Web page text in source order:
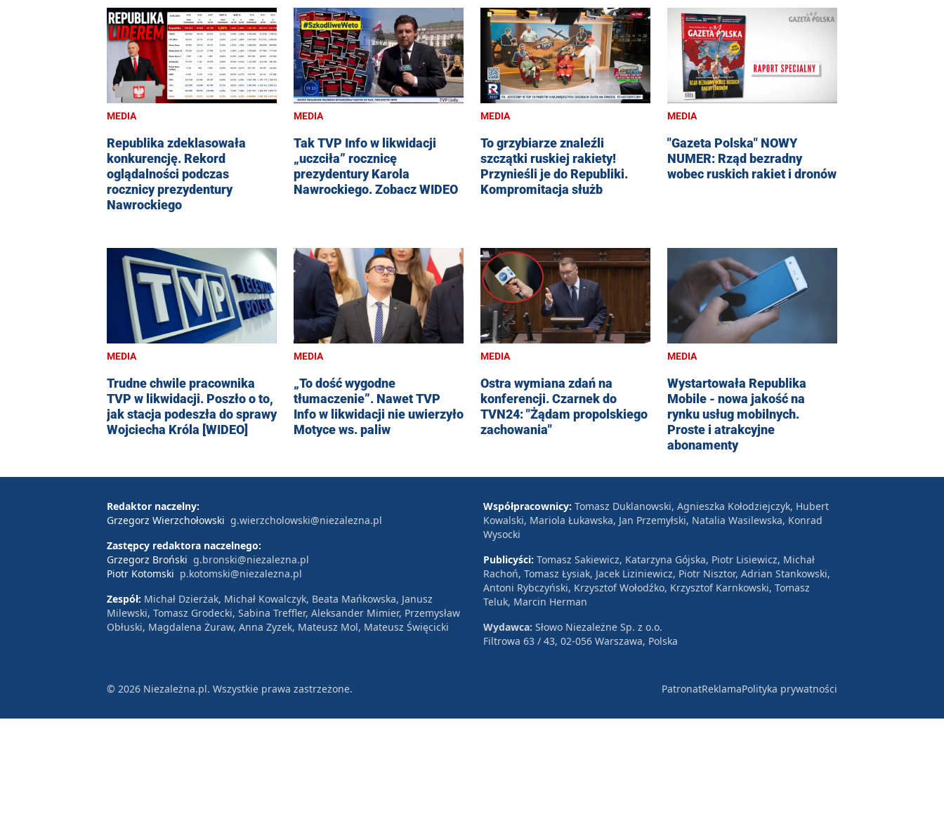
MEDIA
Republika zdeklasowała
konkurencję. Rekord
oglądalności podczas
rocznicy prezydentury
Nawrockiego
MEDIA
Tak TVP Info w likwidacji
„uczciła” rocznicę
prezydentury Karola
Nawrockiego. Zobacz WIDEO
MEDIA
To grzybiarze znaleźli
szczątki ruskiej rakiety!
Przynieśli je do Republiki.
Kompromitacja służb
MEDIA
"Gazeta Polska" NOWY
NUMER: Rząd bezradny
wobec ruskich rakiet i dronów
MEDIA
Trudne chwile pracownika
TVP w likwidacji. Poszło o to,
jak stacja podeszła do sprawy
Wojciecha Króla [WIDEO]
MEDIA
„To dość wygodne
tłumaczenie”. Nawet TVP
Info w likwidacji nie uwierzyło
Motyce ws. paliw
MEDIA
Ostra wymiana zdań na
konferencji. Czarnek do
TVN24: "Żądam propolskiego
zachowania"
MEDIA
Wystartowała Republika
Mobile - nowa jakość na
rynku usług mobilnych.
Proste i atrakcyjne
abonamenty
Redaktor naczelny:
Grzegorz Wierzchołowski g.wierzcholowski@niezalezna.pl
Zastępcy redaktora naczelnego:
Grzegorz Broński g.bronski@niezalezna.pl
Piotr Kotomski p.kotomski@niezalezna.pl
Zespół: Michał Dzierżak, Michał Kowalczyk, Beata Mańkowska, Janusz
Milewski, Tomasz Grodecki, Sabina Treffler, Aleksander Mimier, Przemysław
Obłuski, Magdalena Żuraw, Anna Zyzek, Mateusz Mol, Mateusz Święcicki
Współpracownicy: Tomasz Duklanowski, Agnieszka Kołodziejczyk, Hubert
Kowalski, Mariola Łukawska, Jan Przemyłski, Natalia Wasilewska, Konrad
Wysocki
Publicyści: Tomasz Sakiewicz, Katarzyna Gójska, Piotr Lisiewicz, Michał
Rachoń, Tomasz Łysiak, Jacek Liziniewicz, Piotr Nisztor, Adrian Stankowski,
Antoni Rybczyński, Krzysztof Wołodźko, Krzysztof Karnkowski, Tomasz
Teluk, Marcin Herman
Wydawca: Słowo Niezależne Sp. z o.o.
Filtrowa 63 / 43, 02-056 Warszawa, Polska
© 2026 Niezależna.pl. Wszystkie prawa zastrzeżone. PatronatReklamaPolityka prywatności